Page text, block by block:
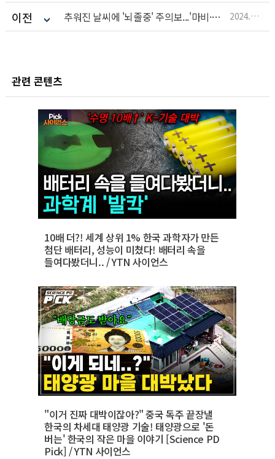
이전 추워진 날씨에 '뇌졸중' 주의보...'마비·두통' 의심해야 2024.10.30
관련 콘텐츠
10배 더?! 세계 상위 1% 한국 과학자가 만든
첨단 배터리, 성능이 미쳤다! 배터리 속을
들여다봤더니.. / YTN 사이언스
"이거 진짜 대박이잖아?" 중국 독주 끝장낼
한국의 차세대 태양광 기술! 태양광으로 '돈
버는' 한국의 작은 마을 이야기 [Science PD
Pick] / YTN 사이언스